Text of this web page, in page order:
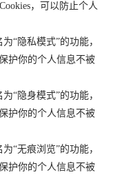
，可以防止个人
“隐私模式”的功能，
护你的个人信息不被
“隐身模式”的功能，
护你的个人信息不被
“无痕浏览”的功能，
护你的个人信息不被